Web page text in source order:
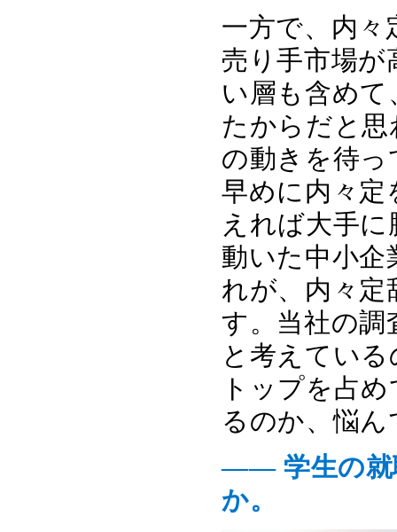
一方で、内々
売り手市場
い層も含め
たからだと
の動きを待
早めに内々定
えれば大手
動いた中小
れが、内々
す。当社の調
と考えてい
トップを占
るのか、悩
―― 学生の就
か。